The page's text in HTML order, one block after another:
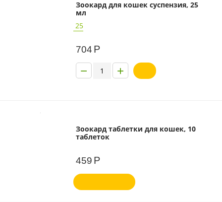
Зоокард для кошек суспензия, 25
мл
25
704 Р
+
−
Зоокард таблетки для кошек, 10
таблеток
459 Р